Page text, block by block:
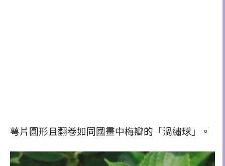
萼片圓形且翻卷如同國畫中梅瓣的「渦繡球」。